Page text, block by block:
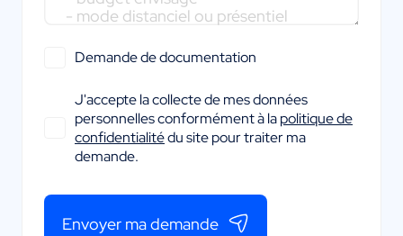
Demande de documentation
J'accepte la collecte de mes données
personnelles conformément à lapolitique de
confidentialitédu site pour traiter ma
demande.
Envoyer ma demande